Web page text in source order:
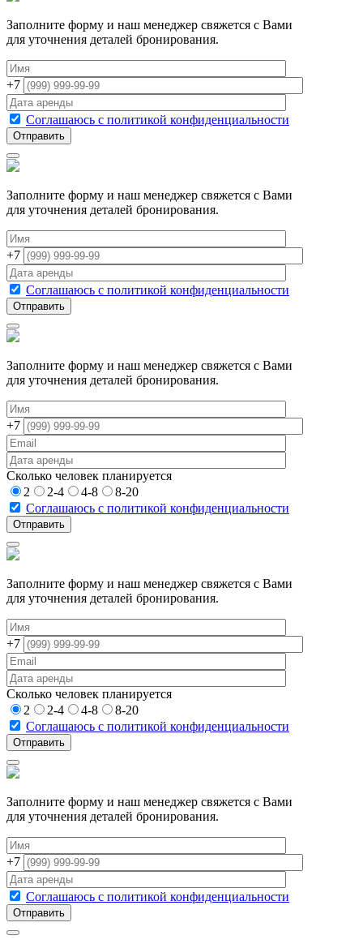
Заполните форму и наш менеджер свяжется с Вами
для уточнения деталей бронирования.
+7
Соглашаюсь с политикой конфиденциальности
Заполните форму и наш менеджер свяжется с Вами
для уточнения деталей бронирования.
+7
Соглашаюсь с политикой конфиденциальности
Заполните форму и наш менеджер свяжется с Вами
для уточнения деталей бронирования.
+7
Сколько человек планируется
2
2-4 4-8
8-20
Соглашаюсь с политикой конфиденциальности
Заполните форму и наш менеджер свяжется с Вами
для уточнения деталей бронирования.
+7
Сколько человек планируется
2
2-4 4-8
8-20
Соглашаюсь с политикой конфиденциальности
Заполните форму и наш менеджер свяжется с Вами
для уточнения деталей бронирования.
+7
Соглашаюсь с политикой конфиденциальности